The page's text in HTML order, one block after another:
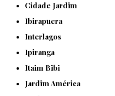
Cidade Jardim
Ibirapuera
Interlagos
Ipiranga
Itaim Bibi
Jardim América